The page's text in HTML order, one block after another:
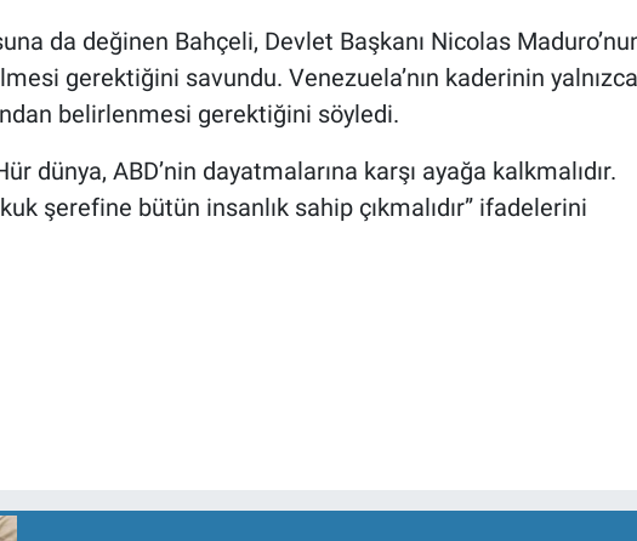
da değinen Bahçeli, Devlet Başkanı Nicolas
gerektiğini savundu. Venezuela’nın kaderinin yalnızca
belirlenmesi gerektiğini söyledi.
dünya, ABD’nin dayatmalarına karşı ayağa kalkmalıdır.
şerefine bütün insanlık sahip çıkmalıdır” ifadelerini